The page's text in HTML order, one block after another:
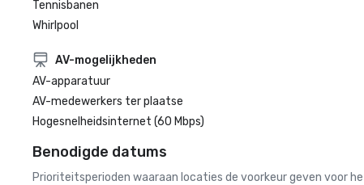
Tennisbanen
Whirlpool
AV-mogelijkheden
AV-apparatuur
AV-medewerkers ter plaatse
Hogesnelheidsinternet (60 Mbps)
Benodigde datums
Prioriteitsperioden waaraan locaties de voorkeur geven voor